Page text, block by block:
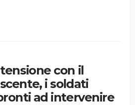
con il
i soldati
ad intervenire